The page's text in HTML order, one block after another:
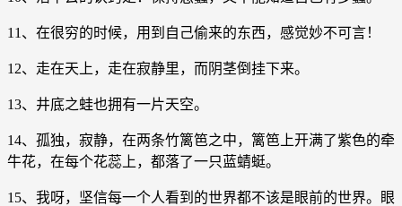
11、在很穷的时候，用到自己偷来的东西，感觉妙不可言！
12、走在天上，走在寂静里，而阴茎倒挂下来。
13、井底之蛙也拥有一片天空。
14、孤独，寂静，在两条竹篱笆之中，篱笆上开满了紫色的牵
牛花，在每个花蕊上，都落了一只蓝蜻蜓。
15、我呀，坚信每一个人看到的世界都不该是眼前的世界。眼